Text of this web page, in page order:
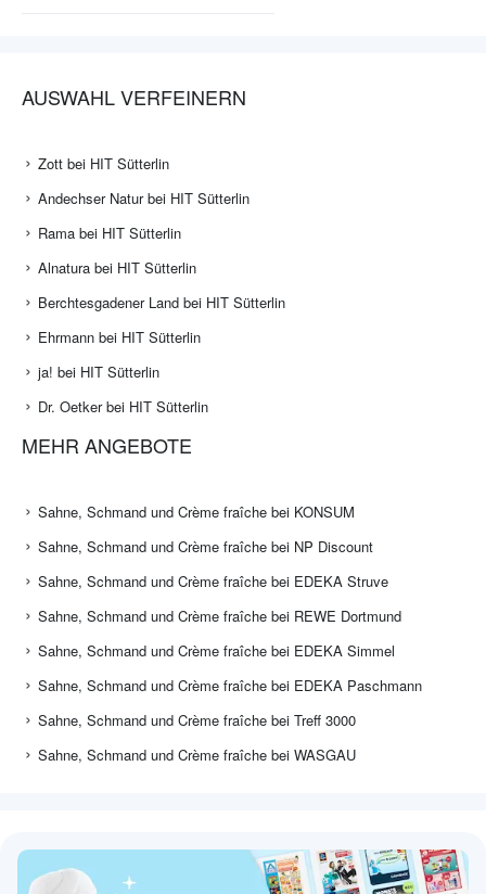
AUSWAHL VERFEINERN
Zott bei HIT Sütterlin
Andechser Natur bei HIT Sütterlin
Rama bei HIT Sütterlin
Alnatura bei HIT Sütterlin
Berchtesgadener Land bei HIT Sütterlin
Ehrmann bei HIT Sütterlin
ja! bei HIT Sütterlin
Dr. Oetker bei HIT Sütterlin
MEHR ANGEBOTE
Sahne, Schmand und Crème fraîche bei KONSUM
Sahne, Schmand und Crème fraîche bei NP Discount
Sahne, Schmand und Crème fraîche bei EDEKA Struve
Sahne, Schmand und Crème fraîche bei REWE Dortmund
Sahne, Schmand und Crème fraîche bei EDEKA Simmel
Sahne, Schmand und Crème fraîche bei EDEKA Paschmann
Sahne, Schmand und Crème fraîche bei Treff 3000
Sahne, Schmand und Crème fraîche bei WASGAU